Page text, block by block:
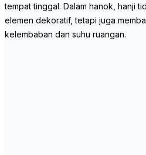
tempat tinggal. Dalam hanok, hanji
elemen dekoratif, tetapi juga
kelembaban dan suhu ruangan.